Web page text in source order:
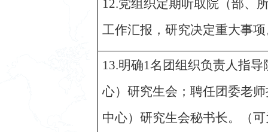
12.党组织定期听取院（部、
工作汇报，研究决定重大事项
13.明确1名团组织负责人指
心）研究生会；聘任团委老
中心）研究生会秘书长。（